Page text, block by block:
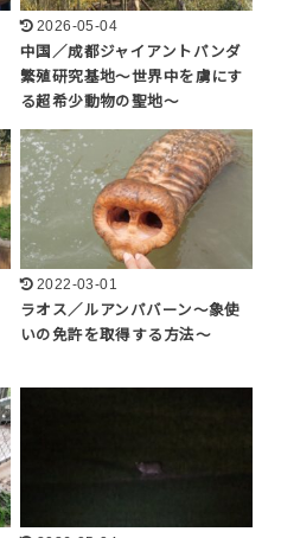
2026-05-04
中国／成都ジャイアントパンダ
繁殖研究基地～世界中を虜にす
る超希少動物の聖地～
2022-03-01
ラオス／ルアンパバーン～象使
いの免許を取得する方法～